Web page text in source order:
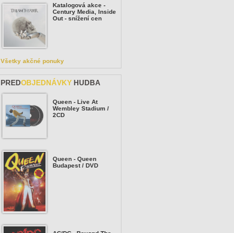
Katalogová akce -
Century Media, Inside
Out - snížení cen
Všetky akčné ponuky
PREDOBJEDNÁVKY HUDBA
Queen - Live At
Wembley Stadium /
2CD
Queen - Queen
Budapest / DVD